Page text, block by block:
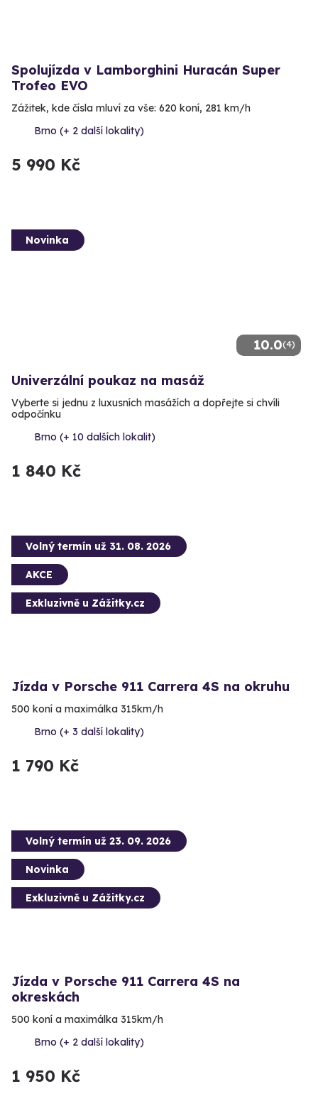
Spolujízda v Lamborghini Huracán Super
Trofeo EVO
Zážitek, kde čísla mluví za vše: 620 koní, 281 km/h
Brno (+ 2 další lokality)
5 990 Kč
10.0(4)
Novinka
Univerzální poukaz na masáž
Vyberte si jednu z luxusních masážích a dopřejte si chvíli
odpočínku
Brno (+ 10 dalších lokalit)
1 840 Kč
Volný termín už 31. 08. 2026
AKCE
Exkluzivně u Zážitky.cz
Jízda v Porsche 911 Carrera 4S na okruhu
500 koní a maximálka 315km/h
Brno (+ 3 další lokality)
1 790 Kč
Volný termín už 23. 09. 2026
Novinka
Exkluzivně u Zážitky.cz
Jízda v Porsche 911 Carrera 4S na
okreskách
500 koní a maximálka 315km/h
Brno (+ 2 další lokality)
1 950 Kč